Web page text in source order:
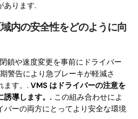
あります.
内の安全性をどのように向
鎖や速度変更を事前にドライバー
警告により急ブレーキが軽減さ
ます。. VMS はドライバーの注意を
誘導します。. この組み合わせによ
バーの両方にとってより安全な環境